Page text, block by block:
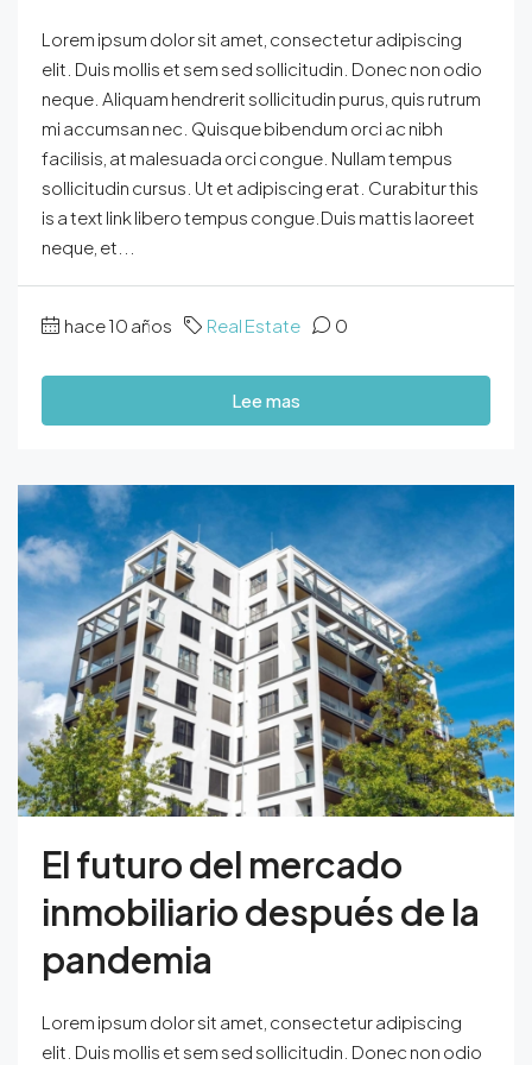
Lorem ipsum dolor sit amet, consectetur adipiscing
elit. Duis mollis et sem sed sollicitudin. Donec non odio
neque. Aliquam hendrerit sollicitudin purus, quis rutrum
mi accumsan nec. Quisque bibendum orci ac nibh
facilisis, at malesuada orci congue. Nullam tempus
sollicitudin cursus. Ut et adipiscing erat. Curabitur this
is a text link libero tempus congue.Duis mattis laoreet
neque, et...
hace 10 años Real Estate 0
Lee mas
El futuro del mercado
inmobiliario después de la
pandemia
Lorem ipsum dolor sit amet, consectetur adipiscing
elit. Duis mollis et sem sed sollicitudin. Donec non odio